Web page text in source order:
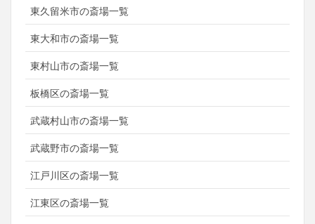
東久留米市の斎場一覧
東大和市の斎場一覧
東村山市の斎場一覧
板橋区の斎場一覧
武蔵村山市の斎場一覧
武蔵野市の斎場一覧
江戸川区の斎場一覧
江東区の斎場一覧